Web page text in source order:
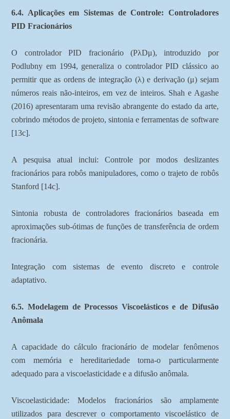
6.4. Aplicações em Sistemas de Controle: Controladores
PID Fracionários
O controlador PID fracionário (PλDμ), introduzido por
Podlubny em 1994, generaliza o controlador PID clássico ao
permitir que as ordens de integração (λ) e derivação (μ) sejam
números reais não-inteiros, em vez de inteiros. Shah e Agashe
(2016) apresentaram uma revisão abrangente do estado da arte,
cobrindo métodos de projeto, sintonia e ferramentas de software
[13c].
A pesquisa atual inclui: Controle por modos deslizantes
fracionários para robôs manipuladores, como o trajeto de robôs
Stanford [14c].
Sintonia robusta de controladores fracionários baseada em
aproximações sub-ótimas de funções de transferência de ordem
fracionária.
Integração com sistemas de evento discreto e controle
adaptativo.
6.5. Modelagem de Processos Viscoelásticos e de Difusão
Anômala
A capacidade do cálculo fracionário de modelar fenômenos
com memória e hereditariedade torna-o particularmente
adequado para a viscoelasticidade e a difusão anômala.
Viscoelasticidade: Modelos fracionários são amplamente
utilizados para descrever o comportamento viscoelástico de